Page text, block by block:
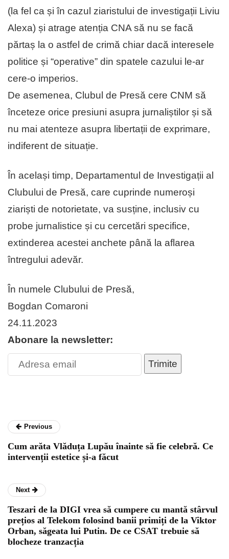
(la fel ca și în cazul ziaristului de investigații Liviu
Alexa) și atrage atenția CNA să nu se facă
părtaș la o astfel de crimă chiar dacă interesele
politice și “operative” din spatele cazului le-ar
cere-o imperios.
De asemenea, Clubul de Presă cere CNM să
înceteze orice presiuni asupra jurnaliștilor și să
nu mai atenteze asupra libertații de exprimare,
indiferent de situație.
În același timp, Departamentul de Investigații al
Clubului de Presă, care cuprinde numeroși
ziariști de notorietate, va susține, inclusiv cu
probe jurnalistice și cu cercetări specifice,
extinderea acestei anchete până la aflarea
întregului adevăr.
În numele Clubului de Presă,
Bogdan Comaroni
24.11.2023
Abonare la newsletter:
Trimite
Previous
Cum arăta Vlăduța Lupău înainte să fie celebră. Ce
intervenții estetice și-a făcut
Next
Teszari de la DIGI vrea să cumpere cu mantă stârvul
prețios al Telekom folosind banii primiți de la Viktor
Orban, săgeata lui Putin. De ce CSAT trebuie să
blocheze tranzacția